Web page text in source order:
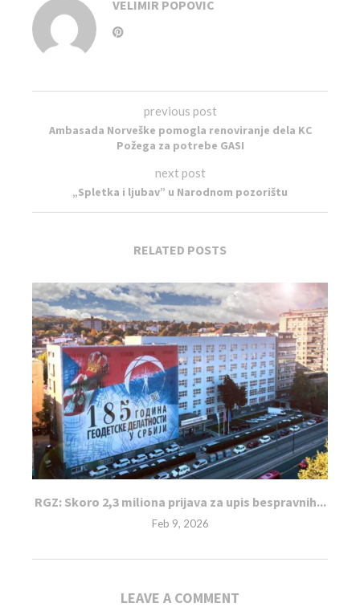
VELIMIR POPOVIC
previous post
Ambasada Norveške pomogla renoviranje dela KC
Požega za potrebe GASI
next post
„Spletka i ljubav” u Narodnom pozorištu
RELATED POSTS
RGZ: Skoro 2,3 miliona prijava za upis bespravnih...
Feb 9, 2026
LEAVE A COMMENT